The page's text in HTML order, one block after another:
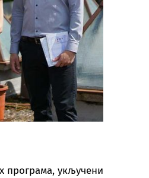
програма, укључени